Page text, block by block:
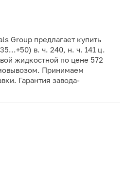
Group предлагает купить
в. ч. 240, н. ч. 141 ц.
жидкостной по цене 572
Принимаем
Гарантия завода-